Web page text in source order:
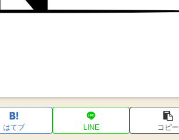
はてブ LINE コピー